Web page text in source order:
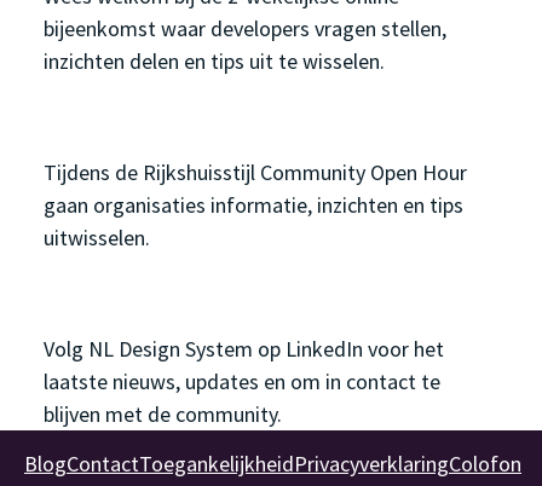
bijeenkomst waar developers vragen stellen,
inzichten delen en tips uit te wisselen.
Tijdens de Rijkshuisstijl Community Open Hour
gaan organisaties informatie, inzichten en tips
uitwisselen.
Volg NL Design System op LinkedIn voor het
laatste nieuws, updates en om in contact te
blijven met de community.
BlogContactToegankelijkheidPrivacyverklaringColofon